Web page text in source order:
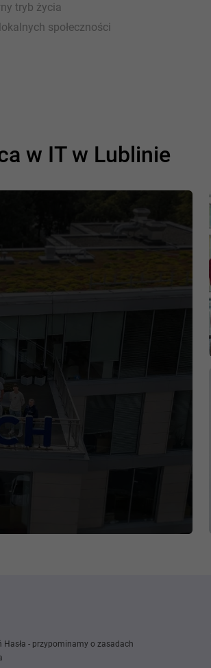
tryb życia
społeczności
w IT w Lublinie
Hasła - przypominamy o zasadach